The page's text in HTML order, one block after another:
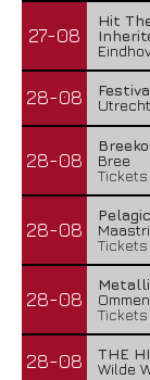
27-08
Hit
28-08
Utrecht
28-08
Bree
Tickets
28-08
Tickets
28-08
Ommen
Tickets
28-08
THE
Wilde